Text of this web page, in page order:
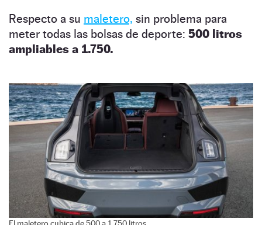
Respecto a su maletero, sin problema para
meter todas las bolsas de deporte: 500 litros
ampliables a 1.750.
El maletero cubica de 500 a 1.750 litros.